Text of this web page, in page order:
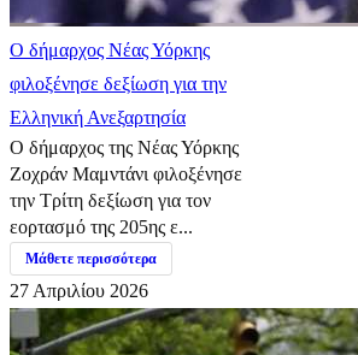
Ο δήμαρχος Νέας Υόρκης
φιλοξένησε δεξίωση για την
Ελληνική Ανεξαρτησία
Ο δήμαρχος της Νέας Υόρκης
Ζοχράν Μαμντάνι φιλοξένησε
την Τρίτη δεξίωση για τον
εορτασμό της 205ης ε...
Μάθετε περισσότερα
27 Απριλίου 2026